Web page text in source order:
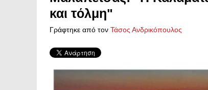
και τόλμη"
Γράφτηκε από τον Τάσος Ανδρικόπουλος